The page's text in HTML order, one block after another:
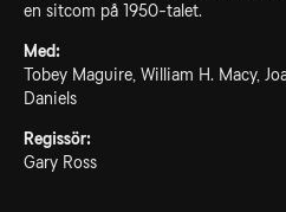
en sitcom på 1950-talet.
Med:
Tobey Maguire, William H. Macy,
Daniels
Regissör:
Gary Ross